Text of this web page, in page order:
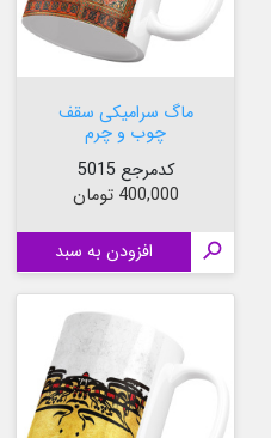
ماگ سرامیکی سقف
چوب و چرم
کدمرجع 5015
قیمت
400,000 تومان
 افزودن به سبد